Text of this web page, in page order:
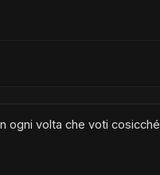
ogni volta che voti